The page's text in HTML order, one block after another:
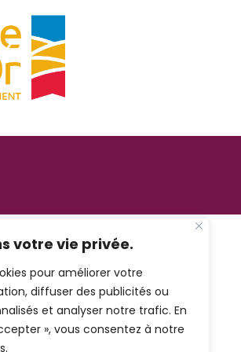
votre vie privée.
pour améliorer votre
diffuser des publicités ou
et analyser notre trafic. En
», vous consentez à notre